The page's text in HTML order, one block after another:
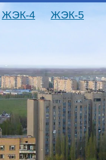
ЖЭК-4 ЖЭК-5